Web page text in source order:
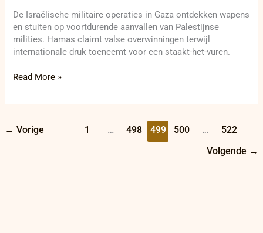
De Israëlische militaire operaties in Gaza ontdekken wapens
en stuiten op voortdurende aanvallen van Palestijnse
milities. Hamas claimt valse overwinningen terwijl
internationale druk toeneemt voor een staakt-het-vuren.
Read More »
← Vorige 1 … 498 499 500 … 522
Volgende →